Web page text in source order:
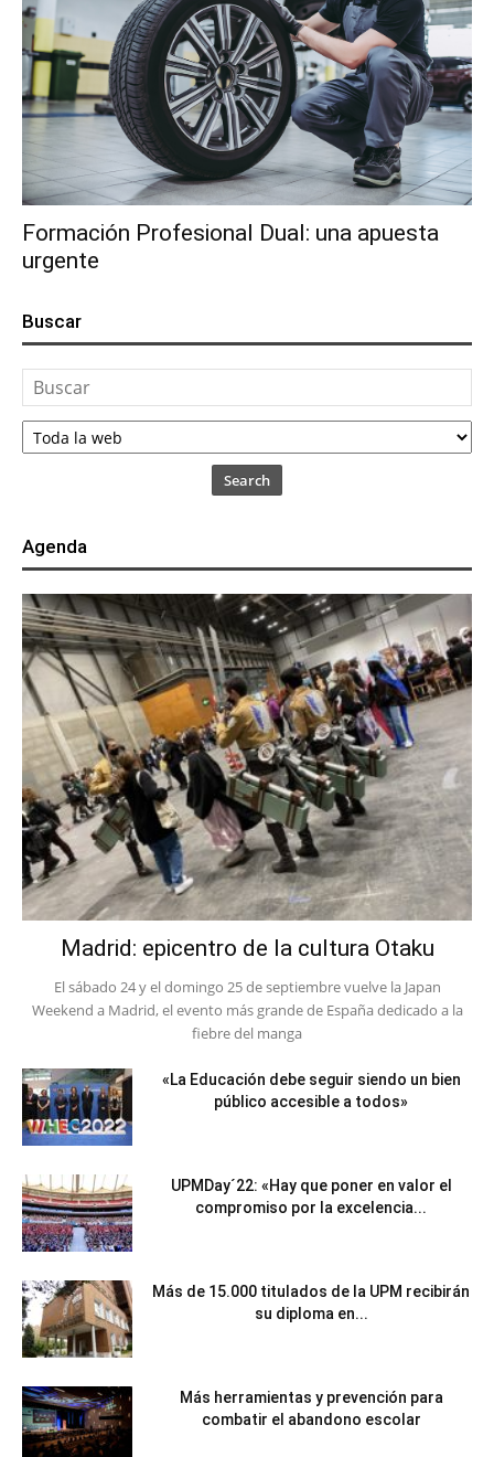
Formación Profesional Dual: una apuesta
urgente
Buscar
Search
Agenda
Madrid: epicentro de la cultura Otaku
El sábado 24 y el domingo 25 de septiembre vuelve la Japan
Weekend a Madrid, el evento más grande de España dedicado a la
fiebre del manga
«La Educación debe seguir siendo un bien
público accesible a todos»
UPMDay´22: «Hay que poner en valor el
compromiso por la excelencia...
Más de 15.000 titulados de la UPM recibirán
su diploma en...
Más herramientas y prevención para
combatir el abandono escolar